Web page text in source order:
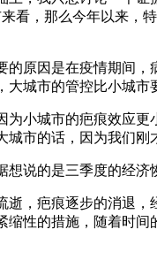
看，那么今年以来，
的原因是在疫情期间
大城市的管控比小城
为小城市的疤痕效应
城市的话，因为我们刚
想说的是三季度的经济
逝，疤痕逐步的消退
缩性的措施，随着时